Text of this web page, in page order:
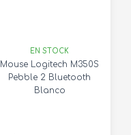
EN STOCK
Mouse Logitech M350S
Pebble 2 Bluetooth
Blanco